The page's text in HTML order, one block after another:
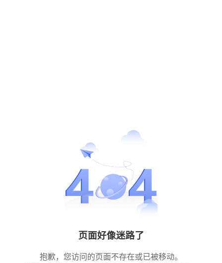
页面好像迷路了
抱歉，您访问的页面不存在或已被移动。